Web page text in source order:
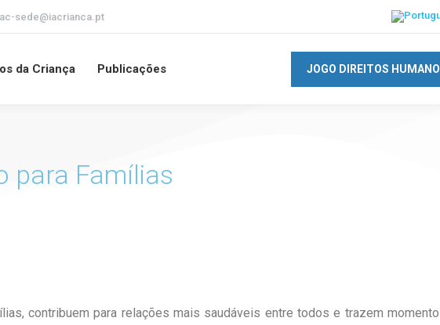
sede@iacrianca.pt
da Criança Publicações JOGO DIREITOS
para Famílias
contribuem para relações mais saudáveis entre todos e trazem